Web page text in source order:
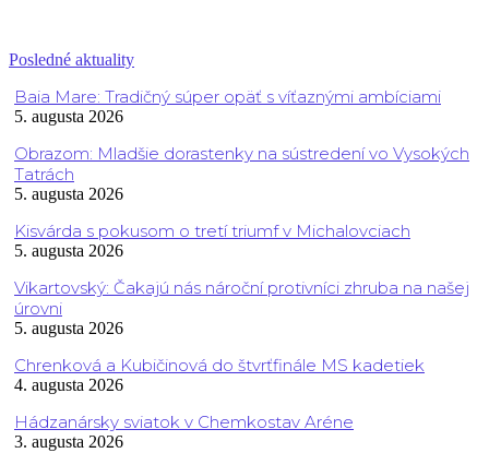
Posledné aktuality
Baia Mare: Tradičný súper opäť s víťaznými ambíciami
5. augusta 2026
Obrazom: Mladšie dorastenky na sústredení vo Vysokých
Tatrách
5. augusta 2026
Kisvárda s pokusom o tretí triumf v Michalovciach
5. augusta 2026
Vikartovský: Čakajú nás nároční protivníci zhruba na našej
úrovni
5. augusta 2026
Chrenková a Kubičinová do štvrťfinále MS kadetiek
4. augusta 2026
Hádzanársky sviatok v Chemkostav Aréne
3. augusta 2026